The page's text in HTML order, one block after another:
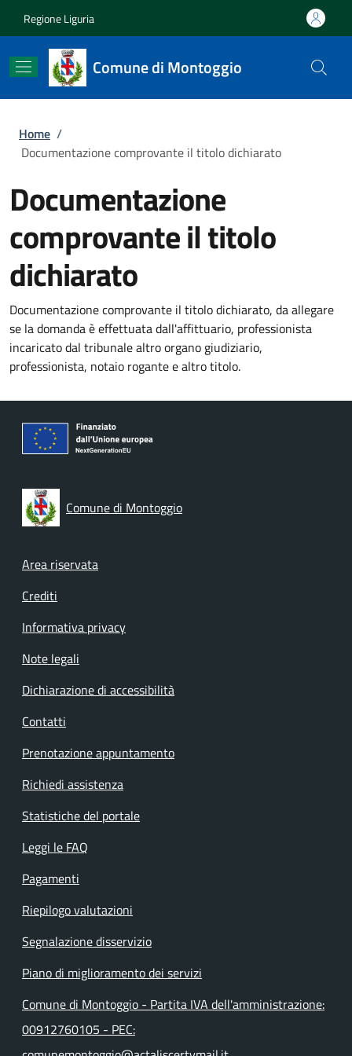
Regione Liguria
Comune di Montoggio
Briciole di pane
Home /
Documentazione comprovante il titolo dichiarato
Documentazione
comprovante il titolo
dichiarato
Documentazione comprovante il titolo dichiarato, da allegare
se la domanda è effettuata dall'affittuario, professionista
incaricato dal tribunale altro organo giudiziario,
professionista, notaio rogante e altro titolo.
Comune di Montoggio
Footer menu
Area riservata
Crediti
Informativa privacy
Note legali
Dichiarazione di accessibilità
Contatti
Prenotazione appuntamento
Richiedi assistenza
Statistiche del portale
Leggi le FAQ
Pagamenti
Riepilogo valutazioni
Segnalazione disservizio
Piano di miglioramento dei servizi
Comune di Montoggio - Partita IVA dell'amministrazione:
00912760105 - PEC: